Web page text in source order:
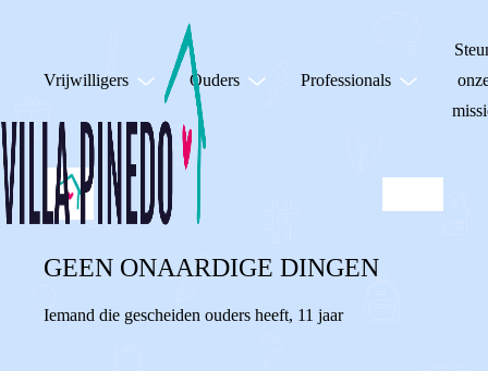
Vrijwilligers Ouders Professionals
GEEN ONAARDIGE DINGEN
Iemand die gescheiden ouders heeft, 11 jaar